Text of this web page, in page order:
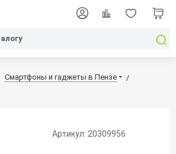
Смартфоны и гаджеты в Пензе
Артикул: 20309956